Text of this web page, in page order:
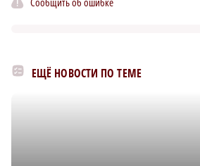
ЕЩЁ НОВОСТИ ПО ТЕМЕ